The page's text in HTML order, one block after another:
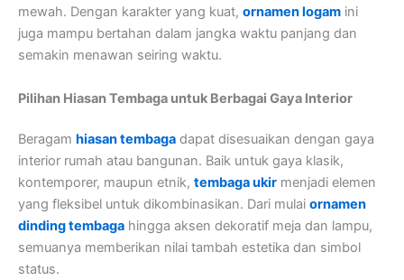
mewah. Dengan karakter yang kuat, ornamen logam ini
juga mampu bertahan dalam jangka waktu panjang dan
semakin menawan seiring waktu.
Pilihan Hiasan Tembaga untuk Berbagai Gaya Interior
Beragam hiasan tembaga dapat disesuaikan dengan gaya
interior rumah atau bangunan. Baik untuk gaya klasik,
kontemporer, maupun etnik, tembaga ukir menjadi elemen
yang fleksibel untuk dikombinasikan. Dari mulai ornamen
dinding tembaga hingga aksen dekoratif meja dan lampu,
semuanya memberikan nilai tambah estetika dan simbol
status.